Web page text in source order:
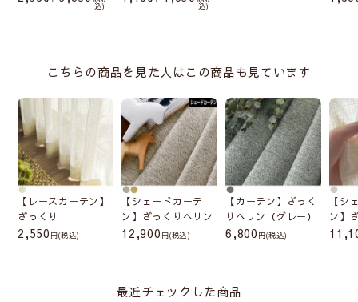
込 込
こちらの商品を見た人はこの商品も見ています
【レースカーテン】
ざっくり
2,550 (税込)
【シェードカーテ
ン】ざっくりヘリン
12,900 (税込)
【カーテン】ざっく
りヘリン（グレー）
6,800 (税込)
【シ
ン】
最近チェックした商品